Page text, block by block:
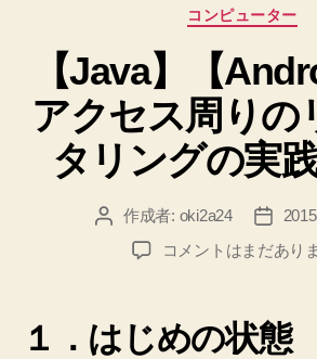
カ
ゴ
リ
ー
コンピューター
【Java】【
アクセス周りの
タリングの実
投 作成者: oki2a24
投
稿
日
【Java】
ア
ク
コメントはまだあり
１．はじめの状態